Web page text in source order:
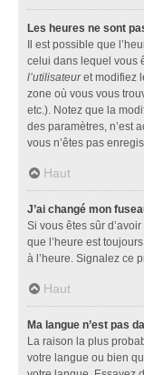
Les heures ne sont
Il est possible que
celui dans lequel vous
l’utilisateuret modifiez
zone où vous vous
etc.). Notez que la
des paramètres, n’est
vous n’êtes pas
Haut
J’ai changé mon
Si vous êtes sûr
que l’heure est
à l’heure. Signalez ce
Haut
Ma langue n’est pas
La raison la plus
votre langue ou bien